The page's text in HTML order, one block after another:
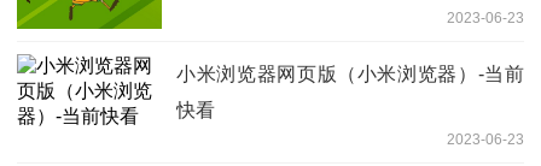
2023-06-23
小米浏览器网页版（小米浏览器）-当前
快看
2023-06-23